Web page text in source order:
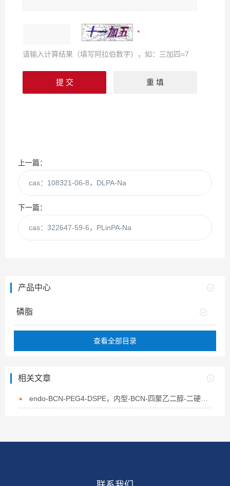
请输入计算结果（填写阿拉伯数字），如：三加四=7
上一篇：
cas：108321-06-8，DLPA-Na
下一篇：
cas：322647-59-6，PLinPA-Na
产品中心
磷脂
查看全部目录
相关文章